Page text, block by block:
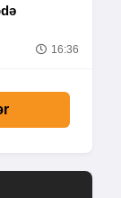
16:36